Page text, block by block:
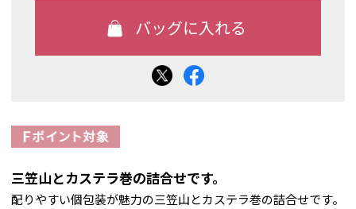
三笠山とカステラ巻の詰合せです。
配りやすい個包装が魅力の三笠山とカステラ巻の詰合せです。